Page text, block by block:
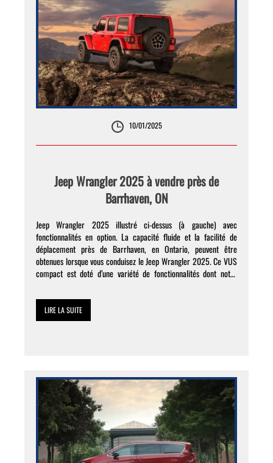
10/01/2025
Jeep Wrangler 2025 à vendre près de
Barrhaven, ON
Jeep Wrangler 2025 illustré ci-dessus (à gauche) avec
fonctionnalités en option. La capacité fluide et la facilité de
déplacement près de Barrhaven, en Ontario, peuvent être
obtenues lorsque vous conduisez le Jeep Wrangler 2025. Ce VUS
compact est doté d’une variété de fonctionnalités dont notre
[…]
LIRE LA SUITE